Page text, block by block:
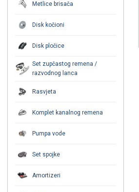
Metlice brisača
Disk kočioni
Disk pločice
Set zupčastog remena /
razvodnog lanca
Rasvjeta
Komplet kanalnog remena
Pumpa vode
Set spojke
Amortizeri